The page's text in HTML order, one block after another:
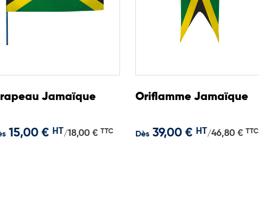
Jamaïque
15,00 € HT/18,00 € TTC
Oriflamme Jamaïque
Dès 39,00 € HT/46,80 € TTC